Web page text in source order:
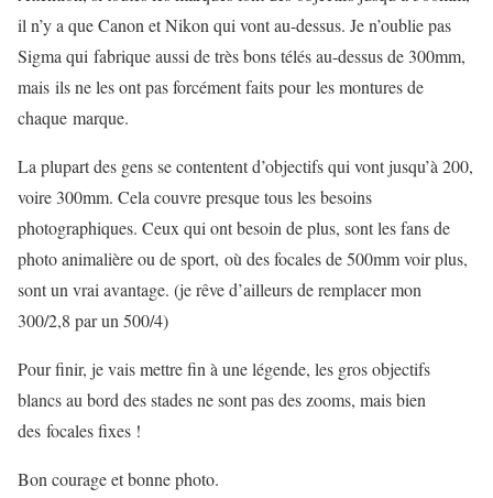
il n’y a que Canon et Nikon qui vont au-dessus. Je n’oublie pas
Sigma qui fabrique aussi de très bons télés au-dessus de 300mm,
mais ils ne les ont pas forcément faits pour les montures de
chaque marque.
La plupart des gens se contentent d’objectifs qui vont jusqu’à 200,
voire 300mm. Cela couvre presque tous les besoins
photographiques. Ceux qui ont besoin de plus, sont les fans de
photo animalière ou de sport, où des focales de 500mm voir plus,
sont un vrai avantage. (je rêve d’ailleurs de remplacer mon
300/2,8 par un 500/4)
Pour finir, je vais mettre fin à une légende, les gros objectifs
blancs au bord des stades ne sont pas des zooms, mais bien
des focales fixes !
Bon courage et bonne photo.